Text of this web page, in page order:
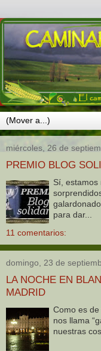
miércoles, 26 de
PREMIO BLOG
Sí, estamos
para dar...
11 comentarios:
domingo, 23 de
LA NOCHE EN
MADRID
Como es
nos llama
nuestras